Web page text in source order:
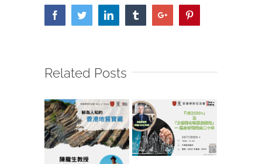
FacebookTwitterLinkedin TumblrGoogle+
Related Posts